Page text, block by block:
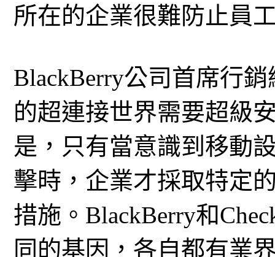
所在的企業很難防止員
BlackBerry公司首席行
的超連接世界需要超級
是，只有當意識到移動
擊時，企業才採取特定
措施。BlackBerry和
同的基因，各自都有業